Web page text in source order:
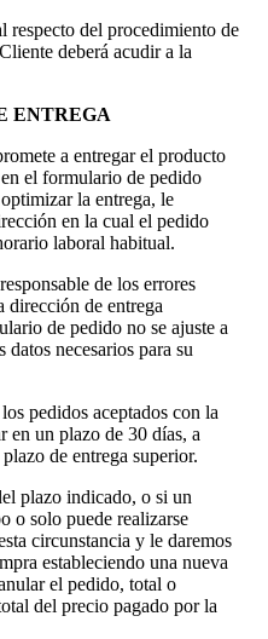
respecto del procedimiento de
deberá acudir a la
ENTREGA
a entregar el producto
el formulario de pedido
la entrega, le
en la cual el pedido
laboral habitual.
de los errores
dirección de entrega
de pedido no se ajuste a
necesarios para su
pedidos aceptados con la
en un plazo de 30 días, a
de entrega superior.
plazo indicado, o si un
o solo puede realizarse
circunstancia y le daremos
estableciendo una nueva
el pedido, total o
del precio pagado por la